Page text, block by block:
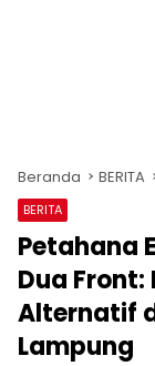
Beranda BERITA
BERITA
Petahana
Dua
Alternatif
Lampung